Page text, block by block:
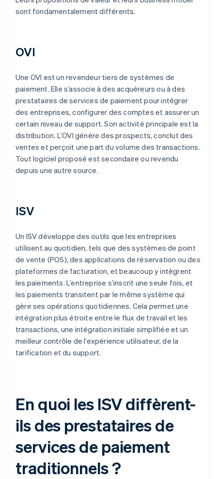
sont fondamentalement différents.
OVI
Une OVI est un revendeur tiers de systèmes de
paiement. Elle s’associe à des acquéreurs ou à des
prestataires de services de paiement pour intégrer
des entreprises, configurer des comptes et assurer un
certain niveau de support. Son activité principale est la
distribution. L’OVI génère des prospects, conclut des
ventes et perçoit une part du volume des transactions.
Tout logiciel proposé est secondaire ou revendu
depuis une autre source.
ISV
Un ISV développe des outils que les entreprises
utilisent au quotidien, tels que des systèmes de point
de vente (POS), des applications de réservation ou des
plateformes de facturation, et beaucoup y intègrent
les paiements. L’entreprise s’inscrit une seule fois, et
les paiements transitent par le même système qui
gère ses opérations quotidiennes. Cela permet une
intégration plus étroite entre le flux de travail et les
transactions, une intégration initiale simplifiée et un
meilleur contrôle de l’expérience utilisateur, de la
tarification et du support.
En quoi les ISV diffèrent-
ils des prestataires de
services de paiement
traditionnels ?